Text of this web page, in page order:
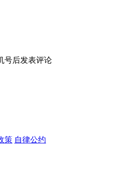
号后发表评论
策 自律公约